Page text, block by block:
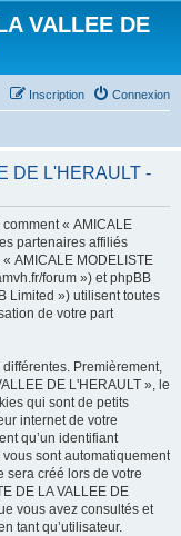
VALLEE DE
Connexion
Inscription
DE L'HERAULT -
« AMICALE
partenaires affiliés
AMICALE MODELISTE
forum ») et phpBB
Limited ») utilisent toutes
de votre part
Premièrement,
DE L'HERAULT », le
qui sont de petits
internet de votre
qu’un identifiant
sont automatiquement
sera créé lors de votre
DE LA VALLEE DE
vous avez consultés et
tant qu’utilisateur.